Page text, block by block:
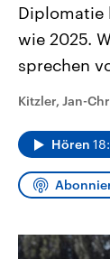
Landtagswahl
2026
Alle
September
Bundesland
CDU, SPD und
und
Wahl.
Sendungen
Audio-
Diplomatie
wie 2025.
sprechen
Kitzler, Jan-
Hören